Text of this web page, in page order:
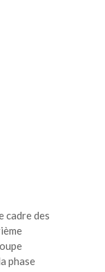
cadre des
phase